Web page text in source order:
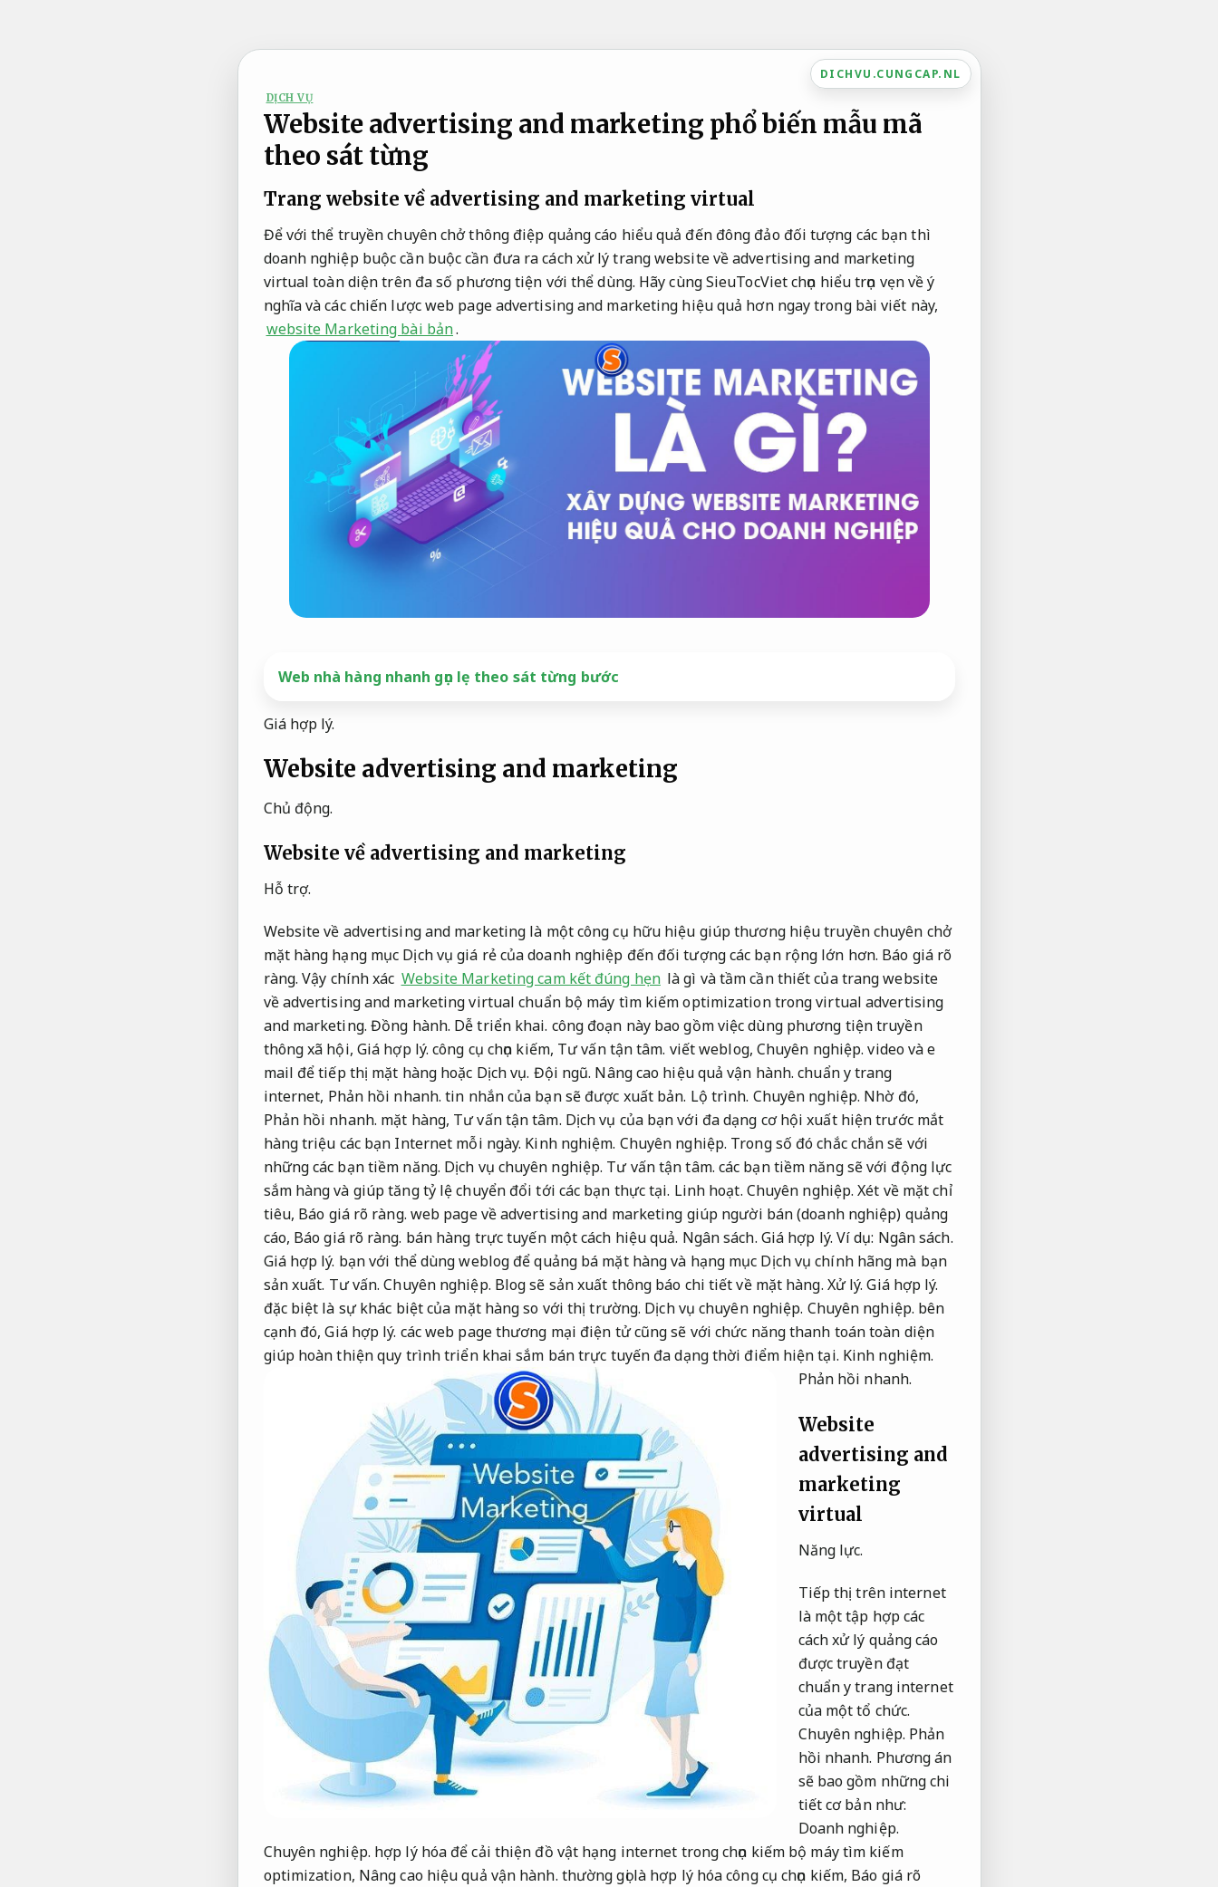
DICHVU.CUNGCAP.NL
DỊCH VỤ
Website advertising and marketing phổ biến mẫu mã
theo sát từng
Trang website về advertising and marketing virtual
Để với thể truyền chuyên chở thông điệp quảng cáo hiểu quả đến đông đảo đối tượng các bạn thì
doanh nghiệp buộc cần buộc cần đưa ra cách xử lý trang website về advertising and marketing
virtual toàn diện trên đa số phương tiện với thể dùng. Hãy cùng SieuTocViet chọn hiểu trọn vẹn về ý
nghĩa và các chiến lược web page advertising and marketing hiệu quả hơn ngay trong bài viết này,
website Marketing bài bản.
Web nhà hàng nhanh gọn lẹ theo sát từng bước
Giá hợp lý.
Website advertising and marketing
Chủ động.
Website về advertising and marketing
Hỗ trợ.
Website về advertising and marketing là một công cụ hữu hiệu giúp thương hiệu truyền chuyên chở
mặt hàng hạng mục Dịch vụ giá rẻ của doanh nghiệp đến đối tượng các bạn rộng lớn hơn. Báo giá rõ
ràng. Vậy chính xác Website Marketing cam kết đúng hẹn là gì và tầm cần thiết của trang website
về advertising and marketing virtual chuẩn bộ máy tìm kiếm optimization trong virtual advertising
and marketing. Đồng hành. Dễ triển khai. công đoạn này bao gồm việc dùng phương tiện truyền
thông xã hội, Giá hợp lý. công cụ chọn kiếm, Tư vấn tận tâm. viết weblog, Chuyên nghiệp. video và e
mail để tiếp thị mặt hàng hoặc Dịch vụ. Đội ngũ. Nâng cao hiệu quả vận hành. chuẩn y trang
internet, Phản hồi nhanh. tin nhắn của bạn sẽ được xuất bản. Lộ trình. Chuyên nghiệp. Nhờ đó,
Phản hồi nhanh. mặt hàng, Tư vấn tận tâm. Dịch vụ của bạn với đa dạng cơ hội xuất hiện trước mắt
hàng triệu các bạn Internet mỗi ngày. Kinh nghiệm. Chuyên nghiệp. Trong số đó chắc chắn sẽ với
những các bạn tiềm năng. Dịch vụ chuyên nghiệp. Tư vấn tận tâm. các bạn tiềm năng sẽ với động lực
sắm hàng và giúp tăng tỷ lệ chuyển đổi tới các bạn thực tại. Linh hoạt. Chuyên nghiệp. Xét về mặt chỉ
tiêu, Báo giá rõ ràng. web page về advertising and marketing giúp người bán (doanh nghiệp) quảng
cáo, Báo giá rõ ràng. bán hàng trực tuyến một cách hiệu quả. Ngân sách. Giá hợp lý. Ví dụ: Ngân sách.
Giá hợp lý. bạn với thể dùng weblog để quảng bá mặt hàng và hạng mục Dịch vụ chính hãng mà bạn
sản xuất. Tư vấn. Chuyên nghiệp. Blog sẽ sản xuất thông báo chi tiết về mặt hàng. Xử lý. Giá hợp lý.
đặc biệt là sự khác biệt của mặt hàng so với thị trường. Dịch vụ chuyên nghiệp. Chuyên nghiệp. bên
cạnh đó,Giá hợp lý. các web page thương mại điện tử cũng sẽ với chức năng thanh toán toàn diện
giúp hoàn thiện quy trình triển khai sắm bán trực tuyến đa dạng thời điểm hiện tại. Kinh nghiệm.
Phản hồi nhanh.
Website
advertising and
marketing
virtual
Năng lực.
Tiếp thị trên internet
là một tập hợp các
cách xử lý quảng cáo
được truyền đạt
chuẩn y trang internet
của một tổ chức.
Chuyên nghiệp. Phản
hồi nhanh. Phương án
sẽ bao gồm những chi
tiết cơ bản như:
Doanh nghiệp.
Chuyên nghiệp. hợp lý hóa để cải thiện đồ vật hạng internet trong chọn kiếm bộ máy tìm kiếm
optimization, Nâng cao hiệu quả vận hành. thường gọi là hợp lý hóa công cụ chọn kiếm, Báo giá rõ